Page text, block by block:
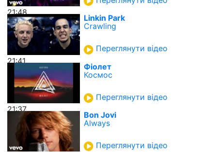
21:48
21:41
Linkin Park
Crawling
Переглянути відео
21:37
Фіолет
Космос
Переглянути відео
Bon Jovi
Always
Переглянути відео